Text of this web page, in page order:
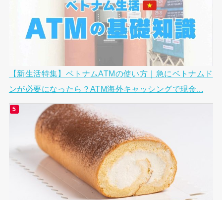
【新生活特集】ベトナムATMの使い方｜急にベトナムド
ンが必要になったら？ATM海外キャッシングで現金...